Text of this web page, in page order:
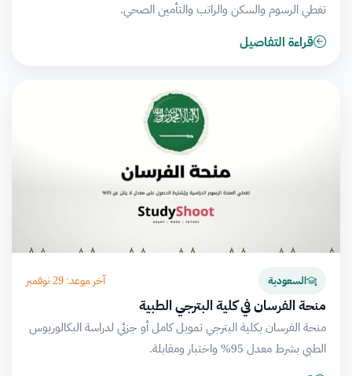
تغطي الرسوم والسكن والراتب والتأمين الصحي.
قراءة التفاصيل
السعودية آخر موعد: 29 نوفمبر
منحة الفرسان في كلية البترجي الطبية
منحة الفرسان بكلية البترجي تمويل كامل أو جزئي لدراسة البكالوريوس
الطبي بشرط معدل 95% واختبار ومقابلة.